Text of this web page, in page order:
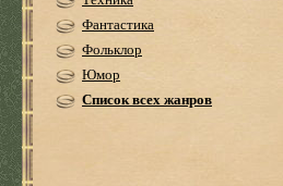
Фантастика
Фольклор
Юмор
Список всех жанров